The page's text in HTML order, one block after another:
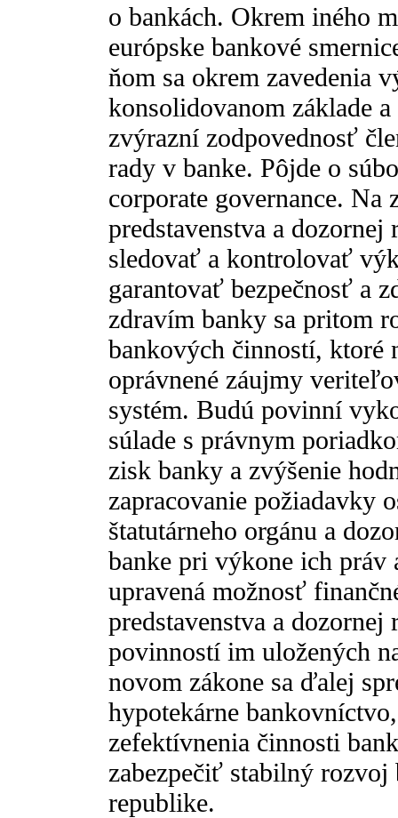
o bankách. Okrem iného
európske bankové
ňom sa okrem zavedenia
konsolidovanom základe
zvýrazní zodpovednosť
rady v banke. Pôjde o
corporate governance. Na
predstavenstva a
sledovať a kontrolovať
garantovať bezpečnosť a
zdravím banky sa pritom
bankových činností, ktoré
oprávnené záujmy
systém. Budú povinní
súlade s právnym
zisk banky a zvýšenie
zapracovanie požiadavky
štatutárneho orgánu a
banke pri výkone ich práv
upravená možnosť
predstavenstva a dozornej
povinností im uložených
novom zákone sa ďalej
hypotekárne
zefektívnenia činnosti
zabezpečiť stabilný rozvoj
republike.